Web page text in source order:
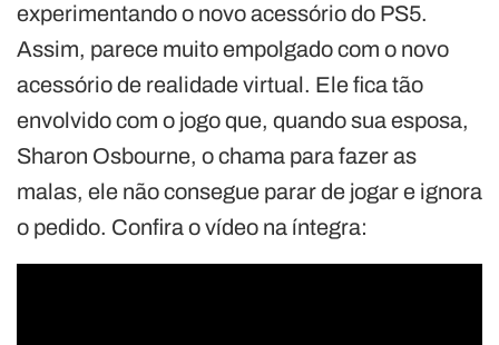
experimentando o novo acessório do PS5.
Assim, parece muito empolgado com o novo
acessório de realidade virtual. Ele fica tão
envolvido com o jogo que, quando sua esposa,
Sharon Osbourne, o chama para fazer as
malas, ele não consegue parar de jogar e ignora
o pedido. Confira o vídeo na íntegra: